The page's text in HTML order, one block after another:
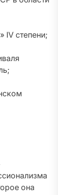
IV степени;
она